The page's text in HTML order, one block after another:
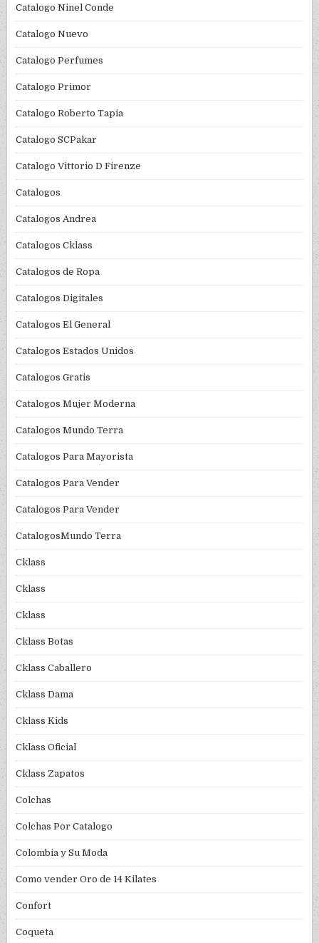
Catalogo Ninel Conde
Catalogo Nuevo
Catalogo Perfumes
Catalogo Primor
Catalogo Roberto Tapia
Catalogo SCPakar
Catalogo Vittorio D Firenze
Catalogos
Catalogos Andrea
Catalogos Cklass
Catalogos de Ropa
Catalogos Digitales
Catalogos El General
Catalogos Estados Unidos
Catalogos Gratis
Catalogos Mujer Moderna
Catalogos Mundo Terra
Catalogos Para Mayorista
Catalogos Para Vender
Catalogos Para Vender
CatalogosMundo Terra
Cklass
Cklass
Cklass
Cklass Botas
Cklass Caballero
Cklass Dama
Cklass Kids
Cklass Oficial
Cklass Zapatos
Colchas
Colchas Por Catalogo
Colombia y Su Moda
Como vender Oro de 14 Kilates
Confort
Coqueta